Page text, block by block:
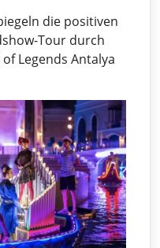
die positiven
Tour durch
Legends Antalya